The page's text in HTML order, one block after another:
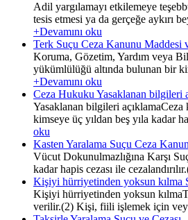
Adil yargılamayı etkilemeye
tesis etmesi ya da gerçeğe aykırı
+Devamını oku
Terk Suçu Ceza Kanunu Maddesi
Koruma, Gözetim, Yardım veya
yükümlülüğü altında bulunan bir
+Devamını oku
Ceza Hukuku Yasaklanan bilgileri
Yasaklanan bilgileri açıklamaCeza
kimseye üç yıldan beş yıla kadar
oku
Kasten Yaralama Suçu Ceza
Vücut Dokunulmazlığına Karşı
kadar hapis cezası ile
Kişiyi hürriyetinden yoksun kılma
Kişiyi hürriyetinden yoksun
verilir.(2) Kişi, fiili işlemek için